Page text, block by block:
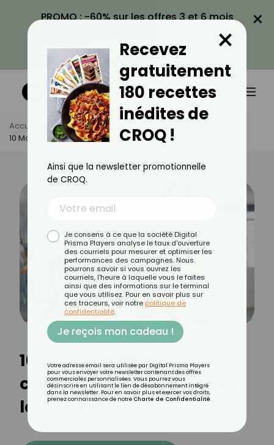
PROMO : -60% sur les offres 3 et 6 mois
VOIR LA PROMO
×
Accueil Actus
Sport
10 Mouvements À Connaître Pour Pratiquer La Zumba
10 mouvements à
connaître pour pratiquer
la Zumba
Recevez
gratuitement
180 recettes
inédites de
CROQ !
×
Ainsi que la newsletter promotionnelle
de CROQ.
Je consens à ce que la société Digital
Prisma Players analyse le taux d'ouverture
des courriels pour mesurer et optimiser les
performances des campagnes. Nous
pourrons savoir si vous ouvrez les
courriels, l'heure à laquelle vous le faites
ainsi que des informations sur le terminal
que vous utilisez. Pour en savoir plus sur
ces traceurs, voir notre politique de
confidentialité.
Je reçois mon cadeau !
Votre adresse email sera utilisée par Digital Prisma Players
pour vous envoyer votre newsletter contenant des offres
commerciales personnalisées. Vous pourrez vous
désinscrire en utilisant le lien de désabonnement intégré
dans la newsletter. Pour en savoir plus et exercer vos droits,
prenez connaissance de notre Charte de Confidentialité.